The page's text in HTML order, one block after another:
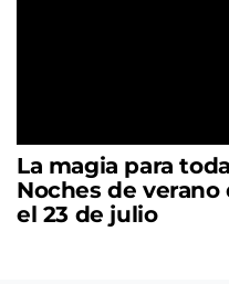
La magia para
Noches de
el 23 de julio